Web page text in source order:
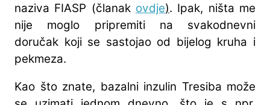
naziva FIASP (članak ovdje). Ipak, ništa me
nije moglo pripremiti na svakodnevni
doručak koji se sastojao od bijelog kruha i
pekmeza.
Kao što znate, bazalni inzulin Tresiba može